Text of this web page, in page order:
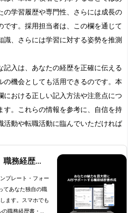
性
関連性
の学習履歴や専門性、さらには成長の
です。採用担当者は、この欄を通じて
識、さらには学習に対する姿勢を推測
記入は、あなたの経歴を正確に伝える
の機会としても活用できるのです。本
における正しい記入方法や注意点につ
す。これらの情報を参考に、自信を持
活動や転職活動に臨んでいただければ
職務経歴
自動作成 -
プレートと
務要約例
プレート・フォー
てあなた独自の職
ます。スマホでも
職務経歴書・履